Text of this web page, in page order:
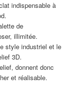
indispensable à
de
illimitée.
style industriel et le
3D.
donnent donc
et réalisable.